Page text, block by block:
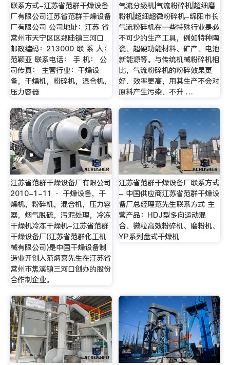
联系方式-江苏省范群干燥设备
厂有限公司江苏省范群干燥设备
厂有限公司 公司地址：江苏 省
常州市天宁区区郑陆镇三河口
邮政编码：213000 联 系 人：
范颖亚 联系电话： 手 机： 公
司传真： 主营行业：干燥设
备，干燥机，粉碎机，混合机，
压力容器
气流分级机|气流粉碎机|超细磨
粉机|超细超微粉碎机-绵阳市长
气流粉碎机在一些特殊行业是必
不可少的生产工具，例如特种陶
瓷、超硬功能材料、矿产、电池
新能源等。与传统机械粉碎机相
比，气流粉碎机的粉碎效果更
好、效率更高，用其生产不会对
原料产生污染、不升 …
江苏省范群干燥设备厂有限公司
2010-1-11 · 干燥设备，干
燥机，粉碎机，混合机，压力容
器，烟气脱硫，污泥处理，冷冻
干燥机冷冻干燥机-江苏省范群
干燥设备厂(江苏省范群化工机
械有限公司)是中国干燥设备制
造业开创人范炳喜先生在江苏省
常州市焦溪镇三河口创办的股份
合作制企业。
江苏省范群干燥设备厂联系方式
- 中国供应商江苏省范群干燥设
备厂总经理范先生联系方式 主
营产品：HDJ型多向运动混
合、微粒高效粉碎机、磨粉机、
YP系列盘式干燥机